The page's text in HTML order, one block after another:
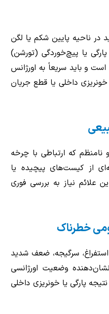
در ناحیه پایین شکم یا لگن
یا پیچ‌خوردگی (تورشن)
و باید سریعاً به اورژانس
خونریزی داخلی یا قطع جریان
نامنظم که ارتباطی با چرخه
از کیست‌های پیچیده یا
علائم نیاز به بررسی فوری
سرگیجه، ضعف شدید
وضعیت اورژانسی
پارگی یا خونریزی داخلی